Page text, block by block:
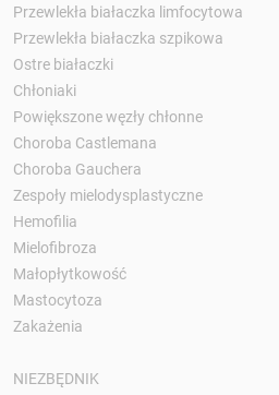
Przewlekła białaczka limfocytowa
Przewlekła białaczka szpikowa
Ostre białaczki
Chłoniaki
Powiększone węzły chłonne
Choroba Castlemana
Choroba Gauchera
Zespoły mielodysplastyczne
Hemofilia
Mielofibroza
Małopłytkowość
Mastocytoza
Zakażenia
NIEZBĘDNIK